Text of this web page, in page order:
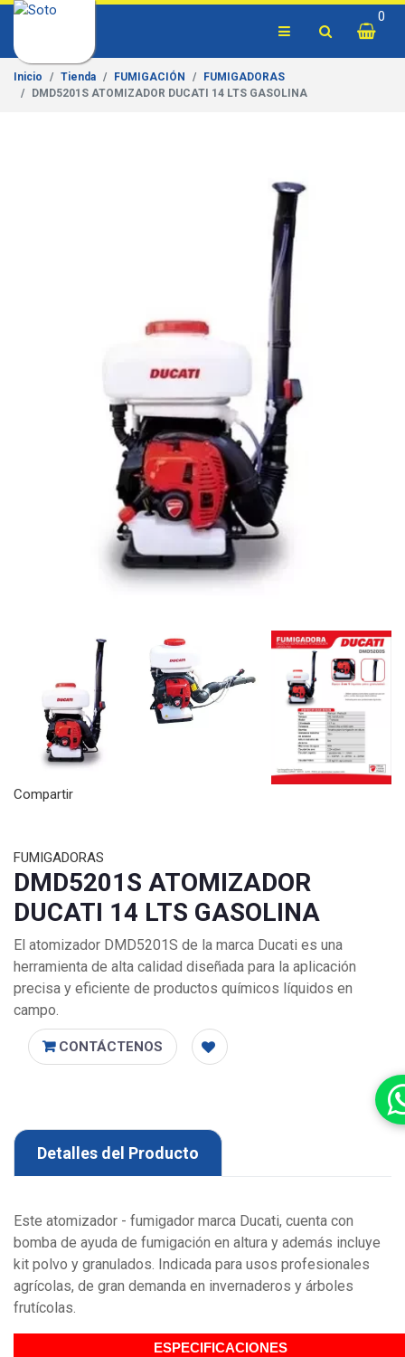
0
Inicio Tienda FUMIGACIÓN
FUMIGADORAS
DMD5201S ATOMIZADOR DUCATI 14 LTS GASOLINA
Compartir
FUMIGADORAS
DMD5201S ATOMIZADOR
DUCATI 14 LTS GASOLINA
El atomizador DMD5201S de la marca Ducati es una
herramienta de alta calidad diseñada para la aplicación
precisa y eficiente de productos químicos líquidos en
campo.
CONTÁCTENOS
Detalles del Producto
Este atomizador - fumigador marca Ducati, cuenta con
bomba de ayuda de fumigación en altura y además incluye
kit polvo y granulados. Indicada para usos profesionales
agrícolas, de gran demanda en invernaderos y árboles
frutícolas.
ESPECIFICACIONES